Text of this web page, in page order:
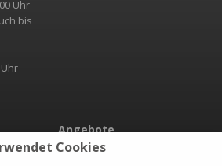
Cookies
Uhr
bis
Angebote
Neuheit